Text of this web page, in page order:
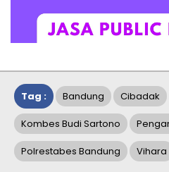
Tag : Bandung Cibadak
Kombes Budi Sartono
Polrestabes Bandung Vihara